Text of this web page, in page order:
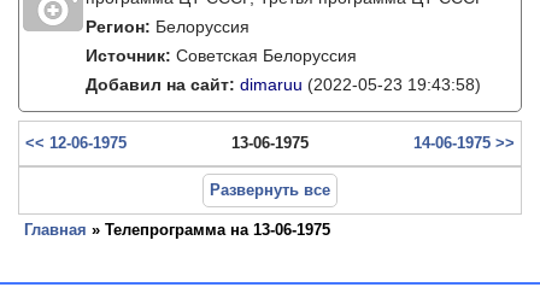
Регион: Белоруссия
Источник: Советская Белоруссия
Добавил на сайт: dimaruu (2022-05-23 19:43:58)
<< 12-06-1975 13-06-1975 14-06-1975 >>
Развернуть все
Главная » Телепрограмма на 13-06-1975